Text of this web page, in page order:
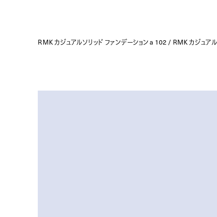
RMK カジュアルソリッド ファンデーション a 102 / RMK カジュア